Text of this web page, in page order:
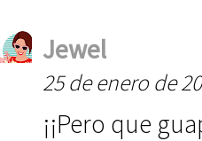
Jewel
25 de enero de
¡¡Pero que